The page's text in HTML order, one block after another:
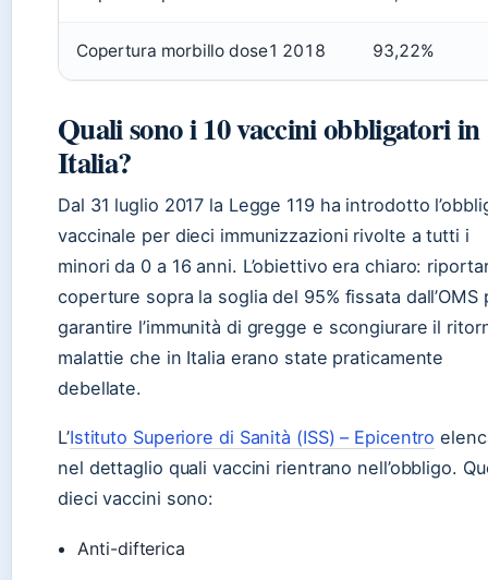
Copertura morbillo dose1 2018 93,22%
Quali sono i 10 vaccini obbligatori in
Italia?
Dal 31 luglio 2017 la Legge 119 ha introdotto
vaccinale per dieci immunizzazioni rivolte a tutti i
minori da 0 a 16 anni. L’obiettivo era chiaro:
coperture sopra la soglia del 95% fissata dall’OMS
garantire l’immunità di gregge e scongiurare il
malattie che in Italia erano state praticamente
debellate.
L’Istituto Superiore di Sanità (ISS) – Epicentro
nel dettaglio quali vaccini rientrano nell’obbligo.
dieci vaccini sono:
Anti-difterica